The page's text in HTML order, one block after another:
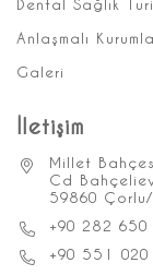
Dental Sağlık
Anlaşmalı
Galeri
İletişim
Millet
Cd
59860
+90 282
+90 551 020